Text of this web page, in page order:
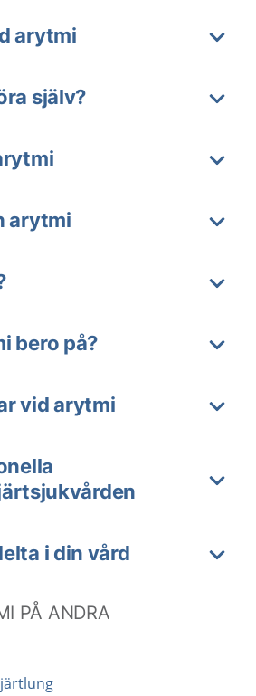
arytmi
själv?
arytmi
bero på?
vid arytmi
i din vård
PÅ ANDRA